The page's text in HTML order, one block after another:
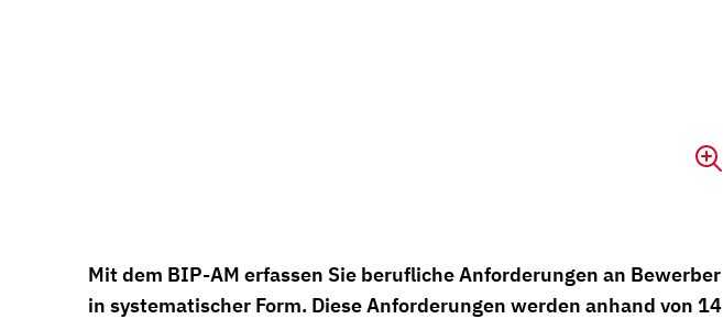
Mit dem BIP-AM erfassen Sie berufliche Anforderungen an Bewerber
in systematischer Form. Diese Anforderungen werden anhand von 14